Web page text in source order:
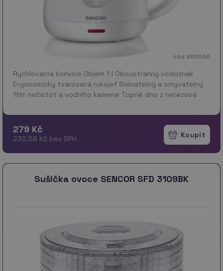
kód 980596
Rychlovarná konvice Objem 1 l Oboustranný vodoznak
Ergonomicky tvarovaná rukojeť Snímatelný a omyvatelný
filtr nečistot a vodního kamene Topné dno z nerezové
279 Kč
230.58 Kč bez DPH
Sušička ovoce SENCOR SFD 3109BK